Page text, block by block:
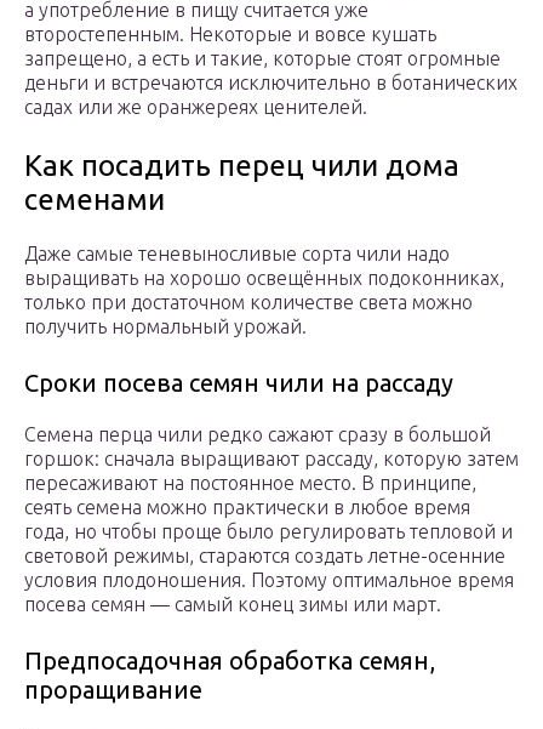
а употребление в пищу считается уже
второстепенным. Некоторые и вовсе кушать
запрещено, а есть и такие, которые стоят огромные
деньги и встречаются исключительно в ботанических
садах или же оранжереях ценителей.
Как посадить перец чили дома
семенами
Даже самые теневыносливые сорта чили надо
выращивать на хорошо освещённых подоконниках,
только при достаточном количестве света можно
получить нормальный урожай.
Сроки посева семян чили на рассаду
Семена перца чили редко сажают сразу в большой
горшок: сначала выращивают рассаду, которую затем
пересаживают на постоянное место. В принципе,
сеять семена можно практически в любое время
года, но чтобы проще было регулировать тепловой и
световой режимы, стараются создать летне-осенние
условия плодоношения. Поэтому оптимальное время
посева семян — самый конец зимы или март.
Предпосадочная обработка семян,
проращивание